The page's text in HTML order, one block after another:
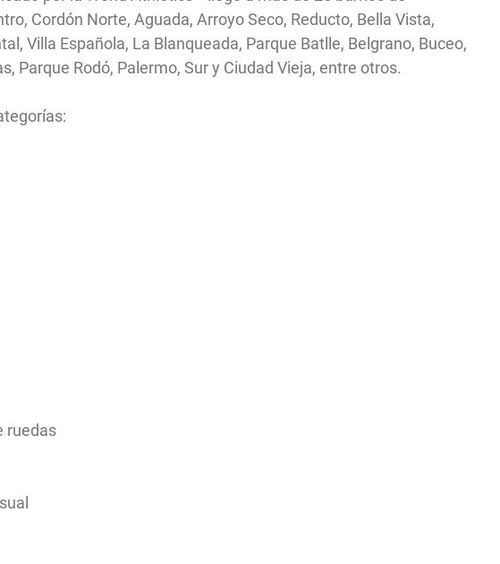
Cordón Norte, Aguada, Arroyo Seco, Reducto, Bella Vista,
Villa Española, La Blanqueada, Parque Batlle, Belgrano, Buceo,
Parque Rodó, Palermo, Sur y Ciudad Vieja, entre otros.
ruedas